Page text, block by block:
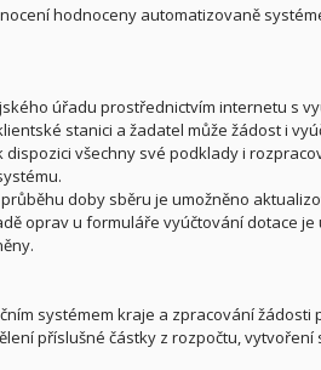
hodnoceny automatizovaně
úřadu prostřednictvím internetu s
stanici a žadatel může žádost i
všechny své podklady i
doby sběru je umožněno
oprav u formuláře vyúčtování dotace
systémem kraje a zpracování
příslušné částky z rozpočtu,